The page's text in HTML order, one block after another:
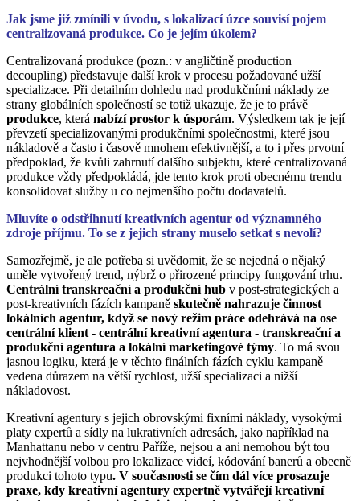
Jak jsme již zmínili v úvodu, s lokalizací úzce souvisí pojem
centralizovaná produkce. Co je jejím úkolem?
Centralizovaná produkce (pozn.: v angličtině production
decoupling) představuje další krok v procesu požadované užší
specializace. Při detailním dohledu nad produkčními náklady ze
strany globálních společností se totiž ukazuje, že je to právě
produkce, která nabízí prostor k úsporám. Výsledkem tak je její
převzetí specializovanými produkčními společnostmi, které jsou
nákladově a často i časově mnohem efektivnější, a to i přes prvotní
předpoklad, že kvůli zahrnutí dalšího subjektu, které centralizovaná
produkce vždy předpokládá, jde tento krok proti obecnému trendu
konsolidovat služby u co nejmenšího počtu dodavatelů.
Mluvíte o odstřihnutí kreativních agentur od významného
zdroje příjmu. To se z jejich strany muselo setkat s nevolí?
Samozřejmě, je ale potřeba si uvědomit, že se nejedná o nějaký
uměle vytvořený trend, nýbrž o přirozené principy fungování trhu.
Centrální transkreační a produkční hub v post-strategických a
post-kreativních fázích kampaně skutečně nahrazuje činnost
lokálních agentur, když se nový režim práce odehrává na ose
centrální klient - centrální kreativní agentura - transkreační a
produkční agentura a lokální marketingové týmy. To má svou
jasnou logiku, která je v těchto finálních fázích cyklu kampaně
vedena důrazem na větší rychlost, užší specializaci a nižší
nákladovost.
Kreativní agentury s jejich obrovskými fixními náklady, vysokými
platy expertů a sídly na lukrativních adresách, jako například na
Manhattanu nebo v centru Paříže, nejsou a ani nemohou být tou
nejvhodnější volbou pro lokalizace videí, kódování banerů a obecně
produkci tohoto typu. V současnosti se čím dál více prosazuje
praxe, kdy kreativní agentury expertně vytvářejí kreativní